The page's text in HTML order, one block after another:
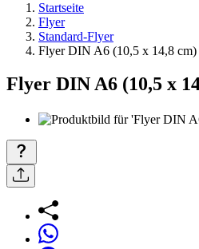
Startseite
Flyer
Standard-Flyer
Flyer DIN A6 (10,5 x 14,8 cm)
Flyer DIN A6 (10,5 x